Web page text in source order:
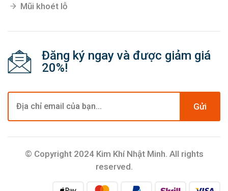
Mũi khoét lỗ
Đăng ký ngay và được giảm giá
20%!
Gửi
© Copyright 2024 Kim Khí Nhật Minh. All rights
reserved.